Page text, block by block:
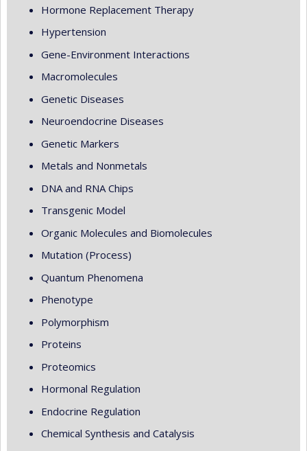
Hormone Replacement Therapy
Hypertension
Gene-Environment Interactions
Macromolecules
Genetic Diseases
Neuroendocrine Diseases
Genetic Markers
Metals and Nonmetals
DNA and RNA Chips
Transgenic Model
Organic Molecules and Biomolecules
Mutation (Process)
Quantum Phenomena
Phenotype
Polymorphism
Proteins
Proteomics
Hormonal Regulation
Endocrine Regulation
Chemical Synthesis and Catalysis